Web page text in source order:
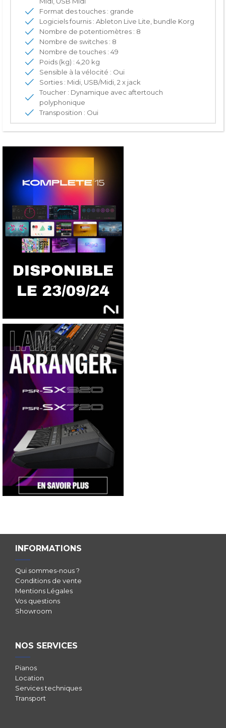
Format des touches : grande
Logiciels fournis : Ableton Live Lite, bundle Korg
Nombre de potentiomètres : 8
Nombre de switches : 8
Nombre de touches : 49
Poids (kg) : 4,20 kg
Sensible à la vélocité : Oui
Sorties : Midi, USB/Midi, 2 x jack
Toucher : Dynamique avec aftertouch
polyphonique
Transposition : Oui
INFORMATIONS
Qui sommes-nous ?
Conditions de vente
Mentions Légales
Vos questions
Showroom
NOS SERVICES
Pianos
Location
Services techniques
Transport